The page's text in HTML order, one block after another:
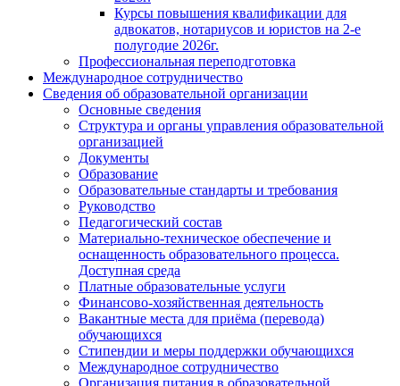
Курсы повышения квалификации для
адвокатов, нотариусов и юристов на 2-е
полугодие 2026г.
Профессиональная переподготовка
Международное сотрудничество
Сведения об образовательной организации
Основные сведения
Структура и органы управления образовательной
организацией
Документы
Образование
Образовательные стандарты и требования
Руководство
Педагогический состав
Материально-техническое обеспечение и
оснащенность образовательного процесса.
Доступная среда
Платные образовательные услуги
Финансово-хозяйственная деятельность
Вакантные места для приёма (перевода)
обучающихся
Стипендии и меры поддержки обучающихся
Международное сотрудничество
Организация питания в образовательной